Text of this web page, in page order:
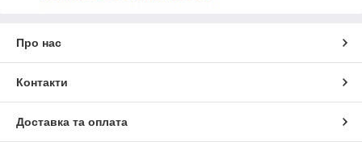
Про нас
Контакти
Доставка та оплата